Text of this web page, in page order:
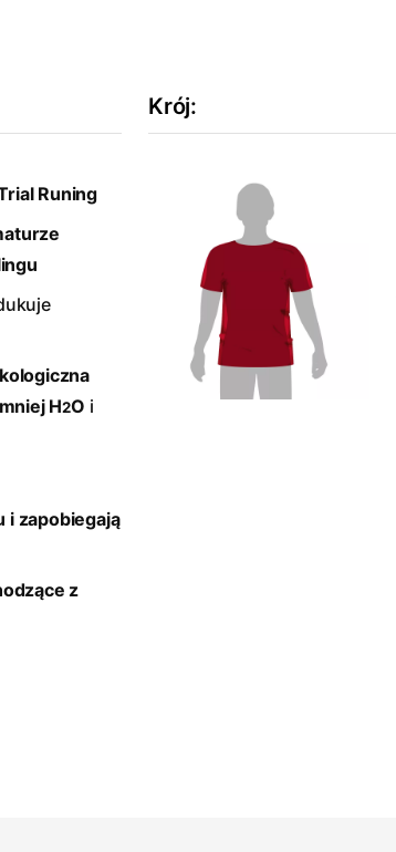
Runing
mniej H2O i
i zapobiegają
z
Krój: